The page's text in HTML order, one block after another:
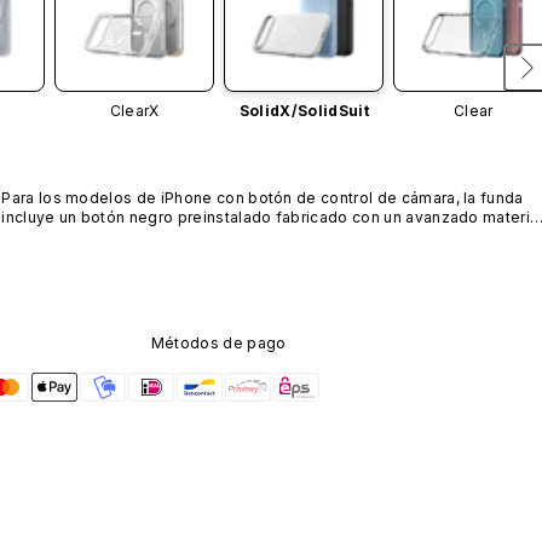
ClearX SolidX/SolidSuit Clear
Para los modelos de iPhone con botón de control de cámara, la funda
incluye un botón negro preinstalado fabricado con un avanzado material
Métodos de pago